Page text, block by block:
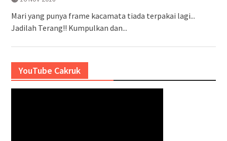
Mari yang punya frame kacamata tiada terpakai lagi...
Jadilah Terang!! Kumpulkan dan...
YouTube Cakruk